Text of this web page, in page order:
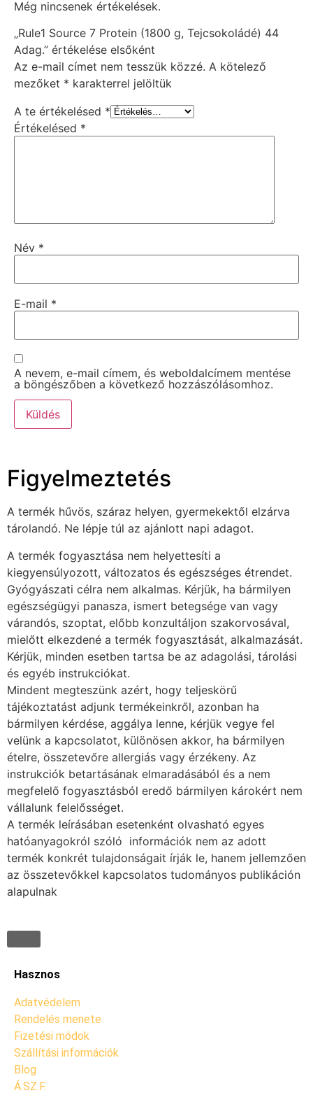
Még nincsenek értékelések.
„Rule1 Source 7 Protein (1800 g, Tejcsokoládé) 44
Adag.” értékelése elsőként
Az e-mail címet nem tesszük közzé. A kötelező
mezőket * karakterrel jelöltük
A te értékelésed *
Értékelésed *
Név *
E-mail *
A nevem, e-mail címem, és weboldalcímem mentése
a böngészőben a következő hozzászólásomhoz.
Figyelmeztetés
A termék hűvös, száraz helyen, gyermekektől elzárva
tárolandó. Ne lépje túl az ajánlott napi adagot.
A termék fogyasztása nem helyettesíti a
kiegyensúlyozott, változatos és egészséges étrendet.
Gyógyászati célra nem alkalmas. Kérjük, ha bármilyen
egészségügyi panasza, ismert betegsége van vagy
várandós, szoptat, előbb konzultáljon szakorvosával,
mielőtt elkezdené a termék fogyasztását, alkalmazását.
Kérjük, minden esetben tartsa be az adagolási, tárolási
és egyéb instrukciókat.
Mindent megteszünk azért, hogy teljeskörű
tájékoztatást adjunk termékeinkről, azonban ha
bármilyen kérdése, aggálya lenne, kérjük vegye fel
velünk a kapcsolatot, különösen akkor, ha bármilyen
ételre, összetevőre allergiás vagy érzékeny. Az
instrukciók betartásának elmaradásából és a nem
megfelelő fogyasztásból eredő bármilyen károkért nem
vállalunk felelősséget.
A termék leírásában esetenként olvasható egyes
hatóanyagokról szóló információk nem az adott
termék konkrét tulajdonságait írják le, hanem jellemzően
az összetevőkkel kapcsolatos tudományos publikáción
alapulnak
Hasznos
Adatvédelem
Rendelés menete
Fizetési módok
Szállítási információk
Blog
Á.SZ.F.